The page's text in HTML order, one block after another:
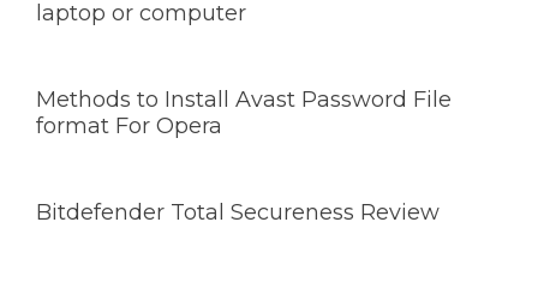
laptop or computer
Methods to Install Avast Password File
format For Opera
Bitdefender Total Secureness Review